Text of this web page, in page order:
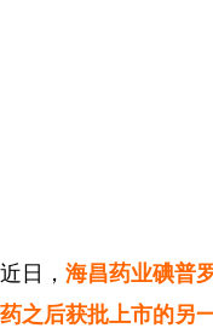
近日， 海昌药业碘普
药之后获批上市的另